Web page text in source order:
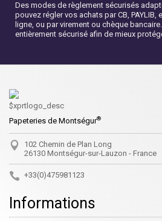
Des modes de règlement sécurisés
pouvez régler vos achats par CB, PAYLIB,
ligne, ou par virement ou chèque
entièrement sécurisé afin de mieux
Papeteries de Montségur®
102 Chemin de Plan Long
26130 Montségur-sur-Lauzon - France
+33(0)475981123
Informations